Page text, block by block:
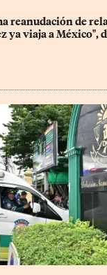
reanudación de
ya viaja a México",